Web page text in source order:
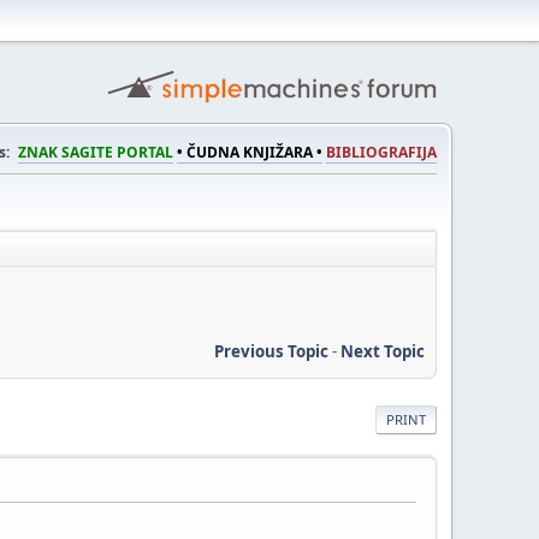
ZNAK SAGITE PORTAL• ČUDNA KNJIŽARA • BIBLIOGRAFIJA
Previous Topic- Next Topic
PRINT